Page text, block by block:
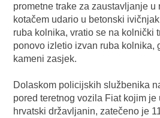
prometne trake za zaustavljanje u
kotačem udario u betonski
ruba kolnika, vratio se na kolnički
ponovo izletio izvan ruba kolnika,
kameni zasjek.
Dolaskom policijskih službenika
pored teretnog vozila Fiat kojim
hrvatski državljanin, zatečeno je